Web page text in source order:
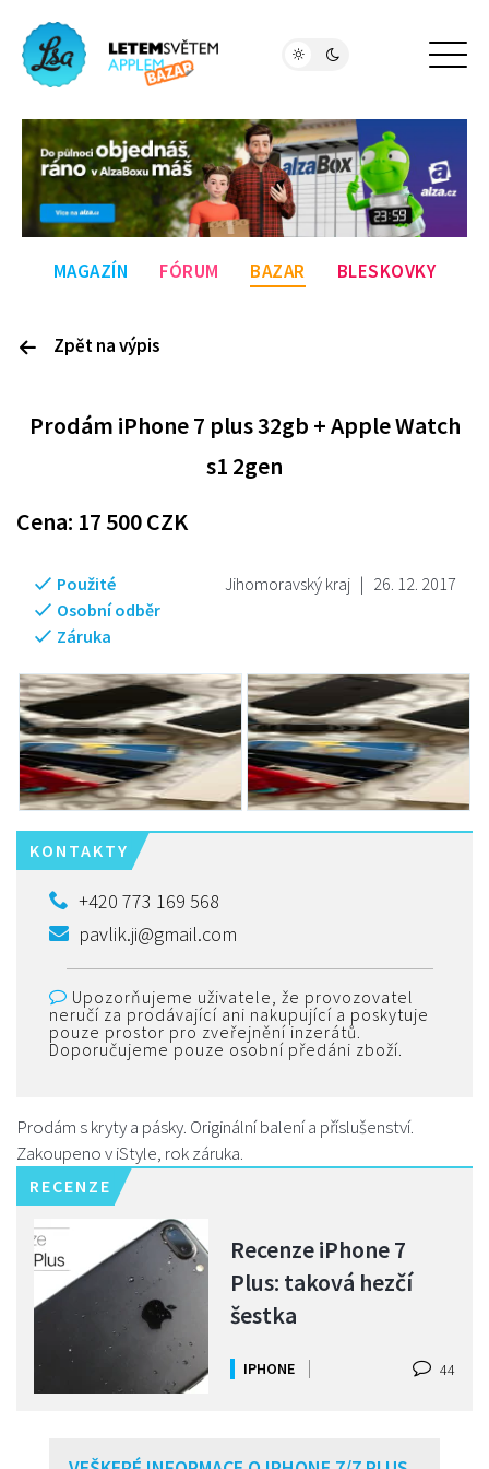
MAGAZÍN FÓRUM BAZAR BLESKOVKY
Zpět na výpis
Prodám iPhone 7 plus 32gb + Apple Watch
s1 2gen
Cena: 17 500CZK
Jihomoravský kraj | 26. 12. 2017
Použité
Osobní odběr
Záruka
KONTAKTY
+420 773 169 568
pavlik.ji@gmail.com
Upozorňujeme uživatele, že provozovatel
neručí za prodávající ani nakupující a poskytuje
pouze prostor pro zveřejnění inzerátů.
Doporučujeme pouze osobní předáni zboží.
Prodám s kryty a pásky. Originální balení a příslušenství.
Zakoupeno v iStyle, rok záruka.
RECENZE
Recenze iPhone 7
Plus: taková hezčí
šestka
IPHONE 44